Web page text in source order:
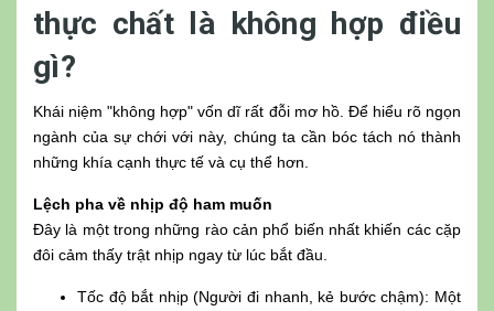
thực chất là không hợp điều
gì?
Khái niệm "không hợp" vốn dĩ rất đỗi mơ hồ. Để hiểu rõ ngọn
ngành của sự chới với này, chúng ta cần bóc tách nó thành
những khía cạnh thực tế và cụ thể hơn.
Lệch pha về nhịp độ ham muốn
Đây là một trong những rào cản phổ biến nhất khiến các cặp
đôi cảm thấy trật nhịp ngay từ lúc bắt đầu.
Tốc độ bắt nhịp (Người đi nhanh, kẻ bước chậm): Một